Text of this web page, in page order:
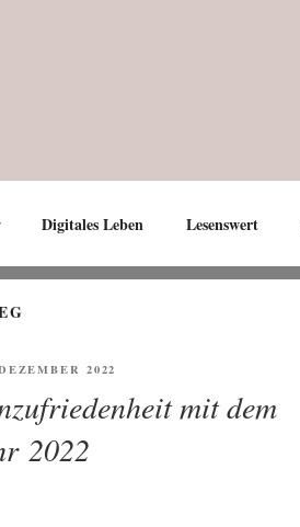
Digitales Leben Lesenswert
2022
mit dem
2022